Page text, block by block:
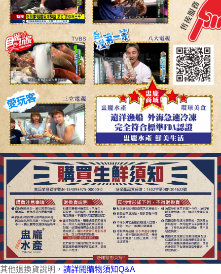
其他退換貨說明， 請詳閱購物須知Q&A